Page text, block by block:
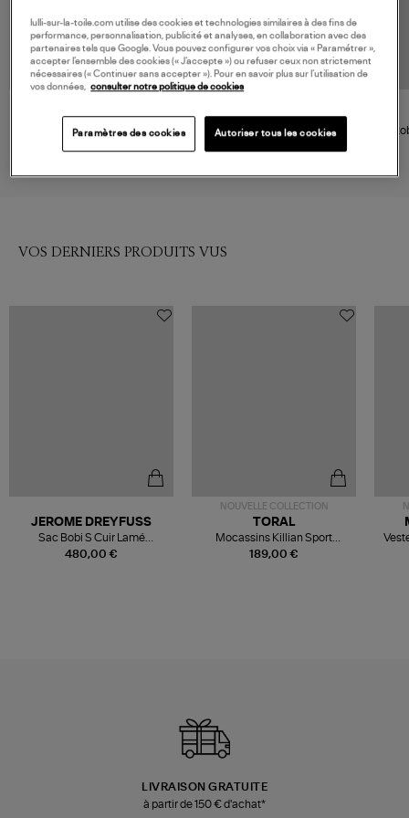
CECILIE BAHNSEN
Robe With Puff Sleeve And
MISSONI
Robe Multicolor Beige Ligh
VOS DERNIERS PRODUITS VUS
480,00 €
JEROME DREYFUSS
Sac Bobi S Cuir Lamé
Champagne
NOUVELLE COLLECTION
189,00 €
TORAL
Mocassins Killian Sport
Mousse
LIVRAISON GRATUITE
à partir de 150 € d'achat*
lulli-sur-la-toile.com utilise des cookies et technologies similaires à des fins de
performance, personnalisation, publicité et analyses, en collaboration avec des
partenaires tels que Google. Vous pouvez configurer vos choix via « Paramétrer »,
accepter l’ensemble des cookies (« J’accepte ») ou refuser ceux non strictement
nécessaires (« Continuer sans accepter »). Pour en savoir plus sur l’utilisation de
vos données,
consulter notre politique de cookies
Paramètres des cookies Autoriser tous les cookies